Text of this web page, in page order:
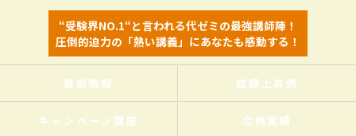
“受験界NO.1“と言われる代ゼミの最強講師陣！
圧倒的迫力の「熱い講義」にあなたも感動する！
最新情報 成績上昇例
キャンペーン講座 合格実績